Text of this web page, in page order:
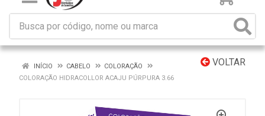
VOLTAR
INÍCIO CABELO
COLORAÇÃO
COLORAÇÃO HIDRACOLLOR ACAJU PÚRPURA 3.66